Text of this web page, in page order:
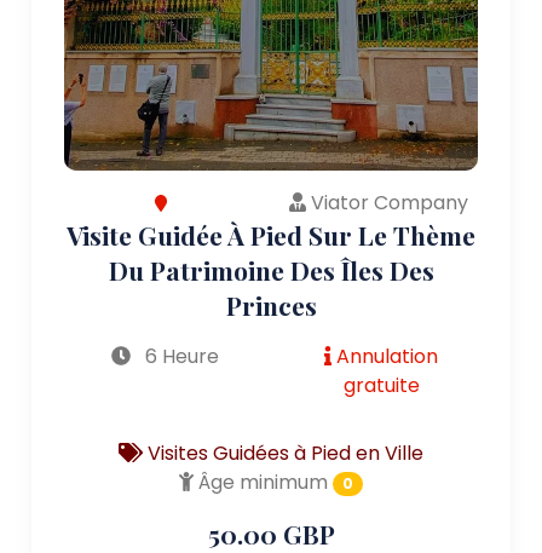
Viator Company
Visite Guidée À Pied Sur Le Thème
Du Patrimoine Des Îles Des
Princes
6 Heure
Annulation
gratuite
Visites Guidées à Pied en Ville
Âge minimum
0
50.00 GBP